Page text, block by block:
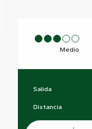
Medio
Salida
Distancia